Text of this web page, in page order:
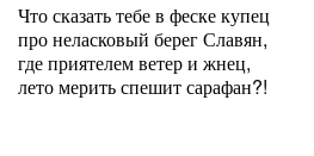
Что сказать тебе в феске купец
про неласковый берег Славян,
где приятелем ветер и жнец,
лето мерить спешит сарафан?!